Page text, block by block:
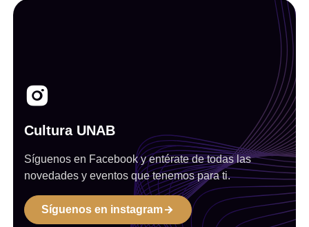
Cultura UNAB
Síguenos en Facebook y entérate de todas las
novedades y eventos que tenemos para ti.
Síguenos en instagram